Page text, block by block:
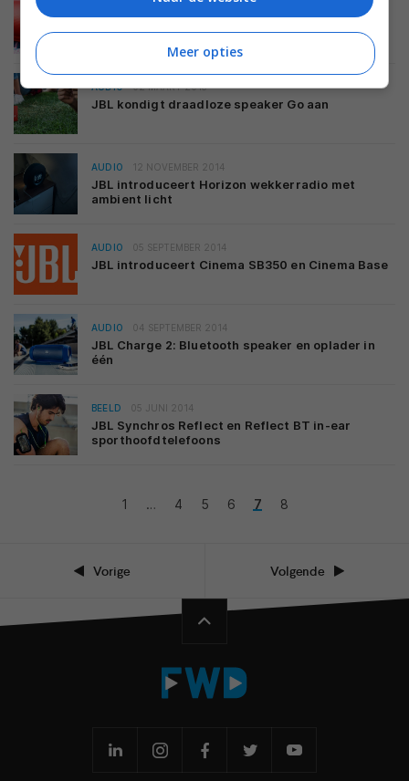
AUDIO 02 MAART 2015
JBL kondigt draadloze speaker Go aan
AUDIO 12 NOVEMBER 2014
JBL introduceert Horizon wekkerradio met
ambient licht
AUDIO 05 SEPTEMBER 2014
JBL introduceert Cinema SB350 en Cinema Base
AUDIO 04 SEPTEMBER 2014
JBL Charge 2: Bluetooth speaker en oplader in
één
BEELD 05 JUNI 2014
JBL Synchros Reflect en Reflect BT in-ear
sporthoofdtelefoons
1 … 4 5 6 7 8
Vorige Volgende
Meer opties